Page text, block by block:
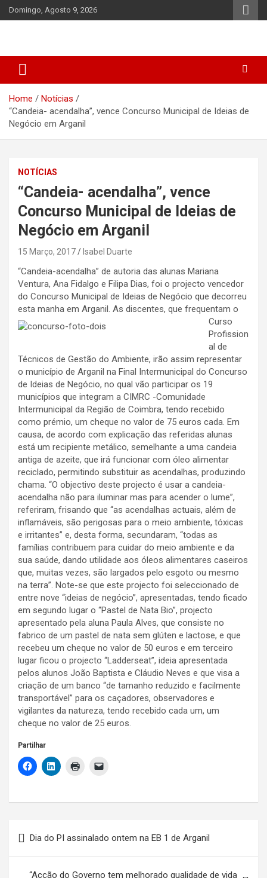
Skip
to
Domingo, Agosto 9, 2026
Home
Notícias
“Candeia- acendalha”, vence Concurso Municipal de Ideias de
Negócio em Arganil
NOTÍCIAS
“Candeia- acendalha”, vence
Concurso Municipal de Ideias de
Negócio em Arganil
15 Março, 2017 Isabel Duarte
“Candeia-acendalha” de autoria das alunas Mariana
Ventura, Ana Fidalgo e Filipa Dias, foi o projecto vencedor
do Concurso Municipal de Ideias de Negócio que decorreu
esta manha em Arganil. As discentes, que frequentam o
Curso
Profission
al de
Técnicos de Gestão do Ambiente, irão assim representar
o município de Arganil na Final Intermunicipal do Concurso
de Ideias de Negócio, no qual vão participar os 19
municípios que integram a CIMRC -Comunidade
Intermunicipal da Região de Coimbra, tendo recebido
como prémio, um cheque no valor de 75 euros cada. Em
causa, de acordo com explicação das referidas alunas
está um recipiente metálico, semelhante a uma candeia
antiga de azeite, que irá funcionar com óleo alimentar
reciclado, permitindo substituir as acendalhas, produzindo
chama. “O objectivo deste projecto é usar a candeia-
acendalha não para iluminar mas para acender o lume”,
referiram, frisando que “as acendalhas actuais, além de
inflamáveis, são perigosas para o meio ambiente, tóxicas
e irritantes” e, desta forma, secundaram, “todas as
famílias contribuem para cuidar do meio ambiente e da
sua saúde, dando utilidade aos óleos alimentares caseiros
que, muitas vezes, são largados pelo esgoto ou mesmo
na terra”. Note-se que este projecto foi seleccionado de
entre nove “ideias de negócio”, apresentadas, tendo ficado
em segundo lugar o “Pastel de Nata Bio”, projecto
apresentado pela aluna Paula Alves, que consiste no
fabrico de um pastel de nata sem glúten e lactose, e que
recebeu um cheque no valor de 50 euros e em terceiro
lugar ficou o projecto “Ladderseat”, ideia apresentada
pelos alunos João Baptista e Cláudio Neves e que visa a
criação de um banco “de tamanho reduzido e facilmente
transportável” para os caçadores, observadores e
vigilantes da natureza, tendo recebido cada um, um
cheque no valor de 25 euros.
Partilhar
de
artigos
Dia do PI assinalado ontem na EB 1 de Arganil
“Acção do Governo tem melhorado qualidade de vida